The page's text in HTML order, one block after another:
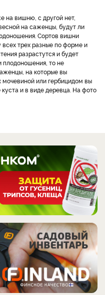
на вишню, с другой нет,
на саженцы, будут ли
Сортов вишни
трех разные по форме и
разрастутся и будет
то не
на которые вы
мочевиной или гербицидом вы
и в виде деревца. На фото